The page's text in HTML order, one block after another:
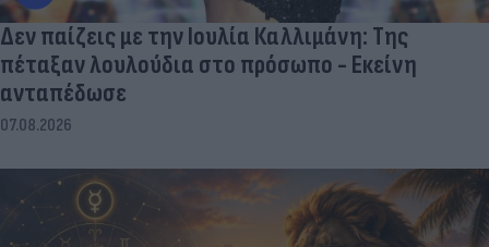
Δεν παίζεις με την Ιουλία Καλλιμάνη: Της
πέταξαν λουλούδια στο πρόσωπο - Εκείνη
ανταπέδωσε
07.08.2026